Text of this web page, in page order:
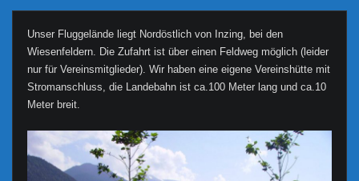
Unser Fluggelände liegt Nordöstlich von Inzing, bei den
Wiesenfeldern. Die Zufahrt ist über einen Feldweg möglich (leider
nur für Vereinsmitglieder). Wir haben eine eigene Vereinshütte mit
Stromanschluss, die Landebahn ist ca.100 Meter lang und ca.10
Meter breit.